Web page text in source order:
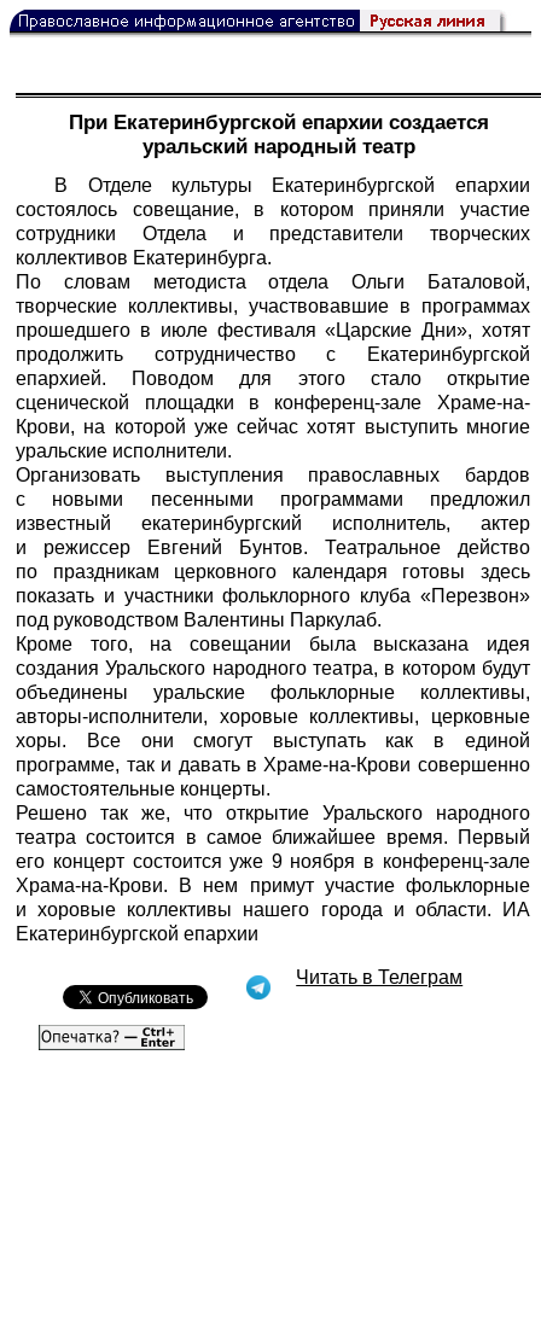
При Екатеринбургской епархии создается
уральский народный театр
В Отделе культуры Екатеринбургской епархии
состоялось совещание, в котором приняли участие
сотрудники Отдела и представители творческих
коллективов Екатеринбурга.
По словам методиста отдела Ольги Баталовой,
творческие коллективы, участвовавшие в программах
прошедшего в июле фестиваля «Царские Дни», хотят
продолжить сотрудничество с Екатеринбургской
епархией. Поводом для этого стало открытие
сценической площадки в конференц-зале Храме-на-
Крови, на которой уже сейчас хотят выступить многие
уральские исполнители.
Организовать выступления православных бардов
с новыми песенными программами предложил
известный екатеринбургский исполнитель, актер
и режиссер Евгений Бунтов. Театральное действо
по праздникам церковного календаря готовы здесь
показать и участники фольклорного клуба «Перезвон»
под руководством Валентины Паркулаб.
Кроме того, на совещании была высказана идея
создания Уральского народного театра, в котором будут
объединены уральские фольклорные коллективы,
авторы-исполнители, хоровые коллективы, церковные
хоры. Все они смогут выступать как в единой
программе, так и давать в Храме-на-Крови совершенно
самостоятельные концерты.
Решено так же, что открытие Уральского народного
театра состоится в самое ближайшее время. Первый
его концерт состоится уже 9 ноября в конференц-зале
Храма-на-Крови. В нем примут участие фольклорные
и хоровые коллективы нашего города и области.
ИА
Екатеринбургской епархии
Читать в Телеграм